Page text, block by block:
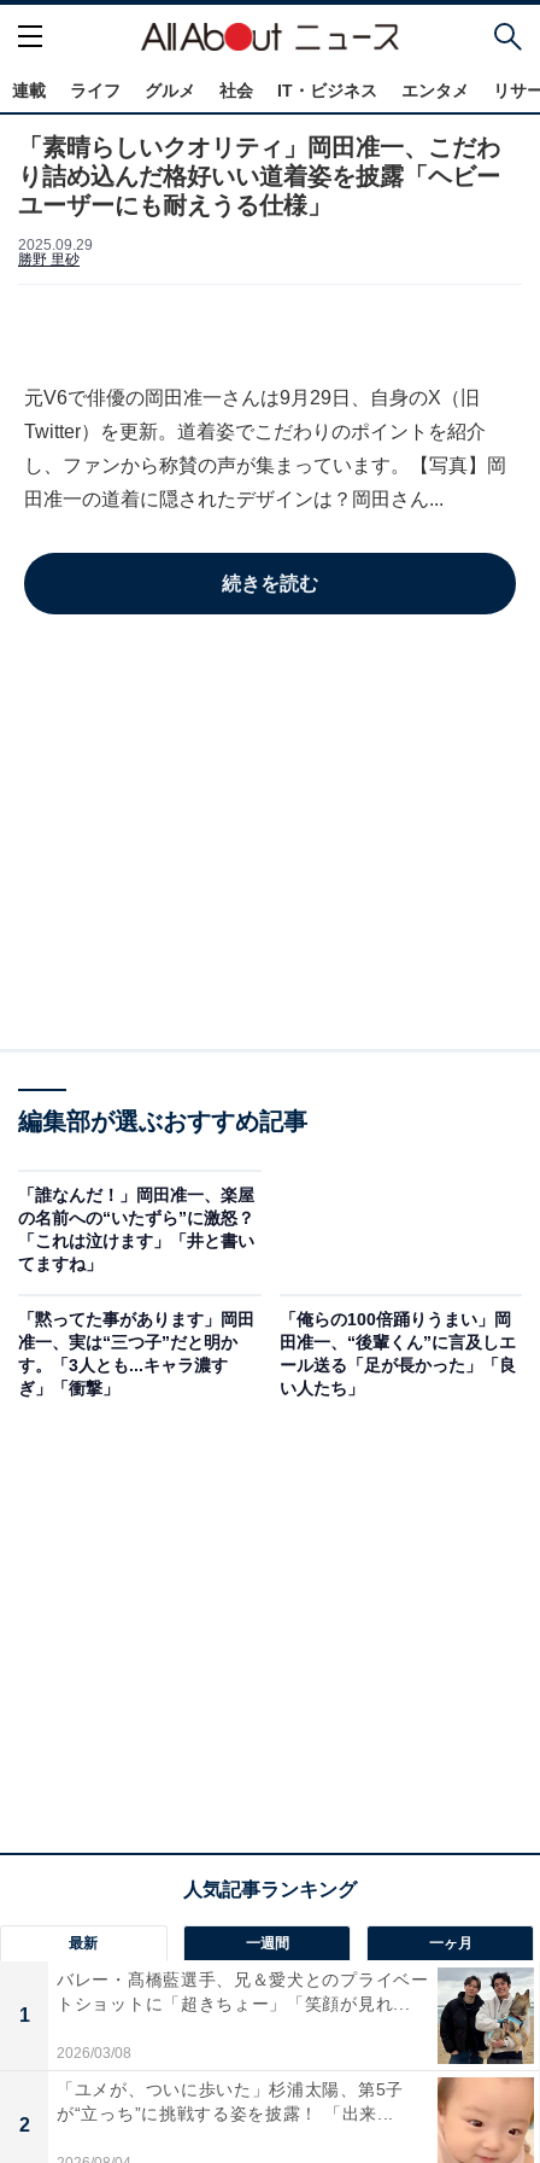
連載 ライフ グルメ 社会 IT・ビジネス エンタメ リサ
「素晴らしいクオリティ」岡田准一、こだわ
り詰め込んだ格好いい道着姿を披露「ヘビー
ユーザーにも耐えうる仕様」
2025.09.29
勝野 里砂
元V6で俳優の岡田准一さんは9月29日、自身のX（旧
Twitter）を更新。道着姿でこだわりのポイントを紹介
し、ファンから称賛の声が集まっています。【写真】岡
田准一の道着に隠されたデザインは？岡田さん...
続きを読む
編集部が選ぶおすすめ記事
「誰なんだ！」岡田准一、楽屋
の名前への“いたずら”に激怒？
「これは泣けます」「井と書い
てますね」
「黙ってた事があります」岡田
准一、実は“三つ子”だと明か
す。「3人とも...キャラ濃す
ぎ」「衝撃」
「俺らの100倍踊りうまい」岡
田准一、“後輩くん”に言及しエ
ール送る「足が長かった」「良
い人たち」
最新 一週間 一ヶ月
1
バレー・髙橋藍選手、兄＆愛犬とのプライベー
トショットに「超きちょー」「笑顔が見れ...
2026/03/08
2
「ユメが、ついに歩いた」杉浦太陽、第5子
が“立っち”に挑戦する姿を披露！ 「出来...